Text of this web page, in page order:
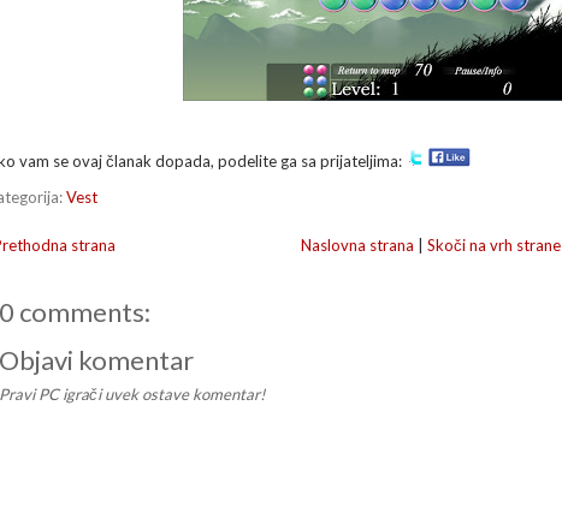
vam se ovaj članak dopada, podelite ga sa prijateljima:
Vest
strana Naslovna strana Skoči na vrh strane
0 comments:
Objavi komentar
Pravi PC igrači uvek ostave komentar!